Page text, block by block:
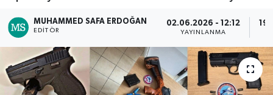
MUHAMMED SAFA ERDOĞAN
EDITÖR
02.06.2026 - 12:12
YAYINLANMA
Künye